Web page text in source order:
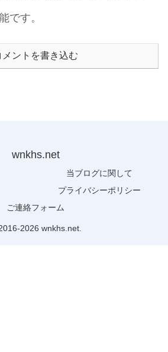
です。
メントを書き込む
wnkhs.net
当ブログに関して
プライバシーポリシー
ご連絡フォーム
2026 wnkhs.net.